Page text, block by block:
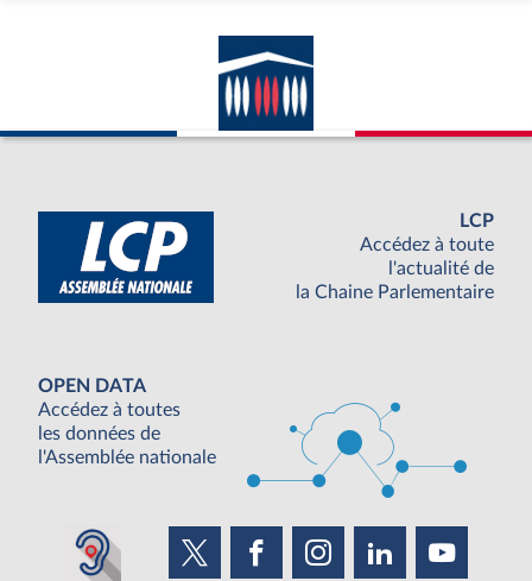
LCP
Accédez à toute
l'actualité de
la Chaine Parlementaire
OPEN DATA
Accédez à toutes
les données de
l'Assemblée nationale